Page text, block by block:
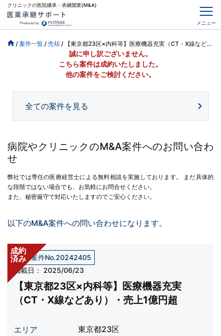
クリニックの医院継承・承継開業(M&A)
メニュー
/ 案件一覧 / 売却 / 【東京都23区×内科等】医療機器充実（CT・X線などあり）・売上1億円超
誠に申し訳ございません。
こちら案件は成約いたしました。
他の案件をご検討ください。
全ての案件を見る
病院やクリニックのM&A案件へのお問い合わ
せ
弊社では専任の医療経営士による無料相談を実施しております。
まだ具体的
な段階ではない場合でも、お気軽にお問合せください。
また、秘密厳守で対応いたしますのでご安心ください。
以下のM&A案件への問い合わせになります。
成約
済み売却案件No.20242405
掲載日：
2025/06/23
【東京都23区×内科等】医療機器充実
（CT・X線などあり）・売上1億円超
エリア 東京都23区